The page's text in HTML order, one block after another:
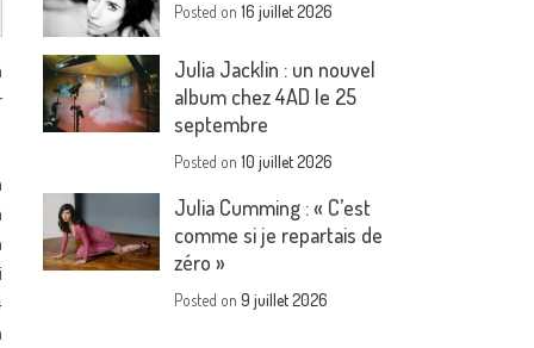
Posted on16 juillet 2026
Julia Jacklin : un nouvel
album chez 4AD le 25
septembre
Posted on10 juillet 2026
Julia Cumming : « C’est
comme si je repartais de
zéro »
Posted on9 juillet 2026